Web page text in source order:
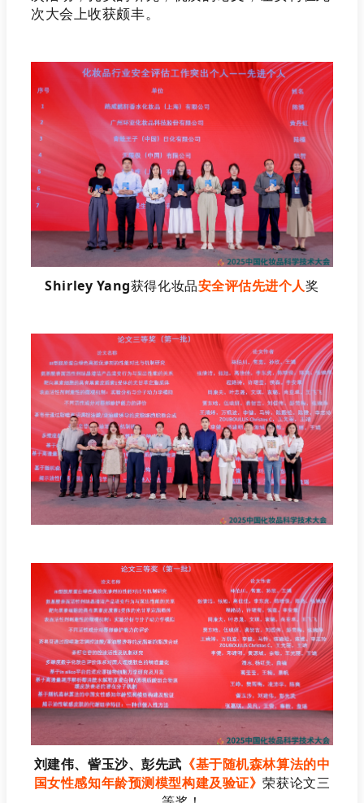
次大会上收获颇丰。
Shirley Yang获得化妆品安全评估先进个人奖
刘建伟、 訾玉沙、彭先武 《基于随机森林算法的中
国女性感知年龄预测模型构建及验证》荣获论文三